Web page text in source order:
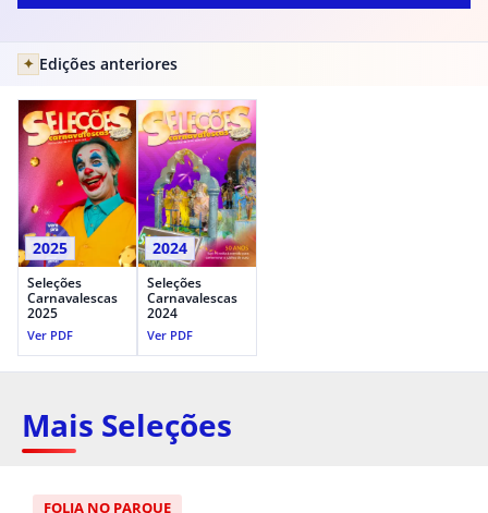
✦ Edições anteriores
2025
Seleções
Carnavalescas
2025
Ver PDF
2024
Seleções
Carnavalescas
2024
Ver PDF
Mais Seleções
FOLIA NO PARQUE